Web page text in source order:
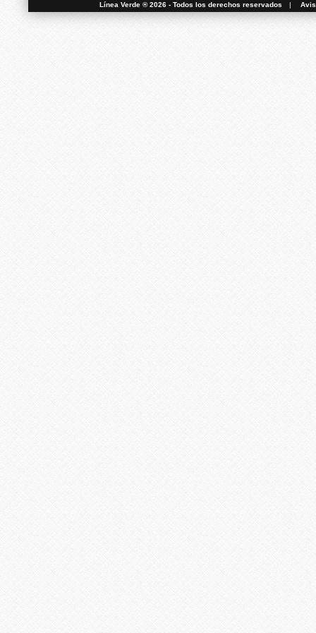
Línea Verde ® 2026 - Todos los derechos reservados |